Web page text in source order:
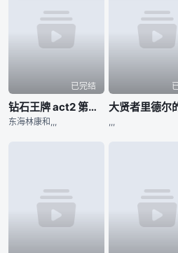
已完结
钻石王牌 act2 第二季
东海林康和,,, ,,,